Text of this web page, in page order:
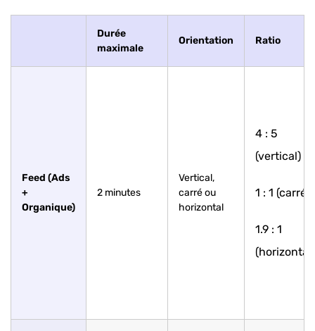
Durée
maximale
Orientation Ratio
Feed (Ads
+
Organique)
2 minutes
Vertical,
carré ou
horizontal
4 : 5
(vertical) ;
1 : 1 (carré) ;
1.9 : 1
(horizontal)